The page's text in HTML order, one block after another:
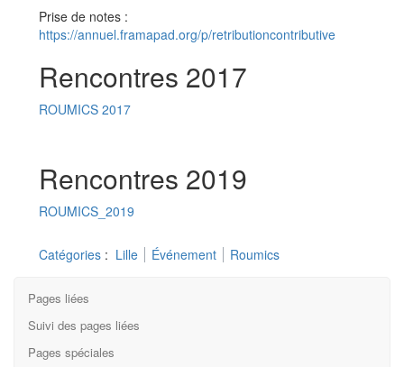
Prise de notes :
https://annuel.framapad.org/p/retributioncontributive
Rencontres 2017
ROUMICS 2017
Rencontres 2019
ROUMICS_2019
Catégories : Lille Événement Roumics
Pages liées
Suivi des pages liées
Pages spéciales